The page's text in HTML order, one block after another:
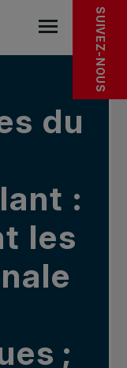
SUIVEZ-NOUS
du
:
les
;